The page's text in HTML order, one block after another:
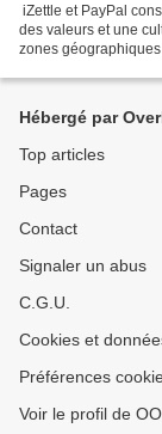
iZettle et PayPal
des valeurs et une
zones
Hébergé par
Top articles
Pages
Contact
Signaler un abus
C.G.U.
Cookies et
Préférences
Voir le profil de